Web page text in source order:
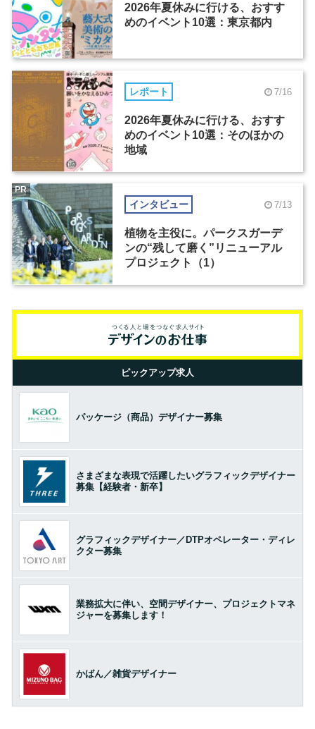
2026年夏休みに行ける、おすす
めのイベント10選：東京都内
レポート 7/16
2026年夏休みに行ける、おすす
めのイベント10選：そのほかの
地域
インタビュー 7/13
植物を主役に。パークスガーデ
ンの“残して磨く”リニューアル
プロジェクト（1）
PR
ピックアップ求人
パッケージ（商品）デザイナー募集
さまざまな表現で活躍したいグラフィックデザイナー
募集【経験者・新卒】
グラフィックデザイナー／DTPオペレーター・ディレ
クター募集
業務拡大に伴い、空間デザイナー、プロジェクトマネ
ジャーを募集します！
かばん／雑貨デザイナー